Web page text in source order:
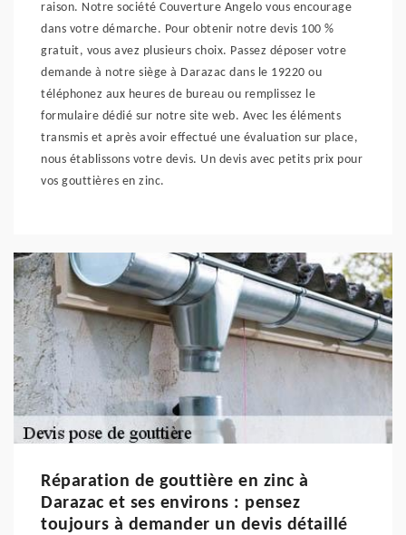
raison. Notre société Couverture Angelo vous encourage
dans votre démarche. Pour obtenir notre devis 100 %
gratuit, vous avez plusieurs choix. Passez déposer votre
demande à notre siège à Darazac dans le 19220 ou
téléphonez aux heures de bureau ou remplissez le
formulaire dédié sur notre site web. Avec les éléments
transmis et après avoir effectué une évaluation sur place,
nous établissons votre devis. Un devis avec petits prix pour
vos gouttières en zinc.
Réparation de gouttière en zinc à
Darazac et ses environs : pensez
toujours à demander un devis détaillé